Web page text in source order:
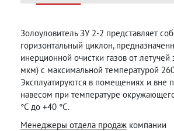
Золоуловитель ЗУ 2-2 представляет
горизонтальный циклон,
инерционной очистки газов от
мкм) с максимальной температурой
Эксплуатируются в помещениях и вне
навесом при температуре
°С до +40 °С.
Менеджеры отдела продаж компании